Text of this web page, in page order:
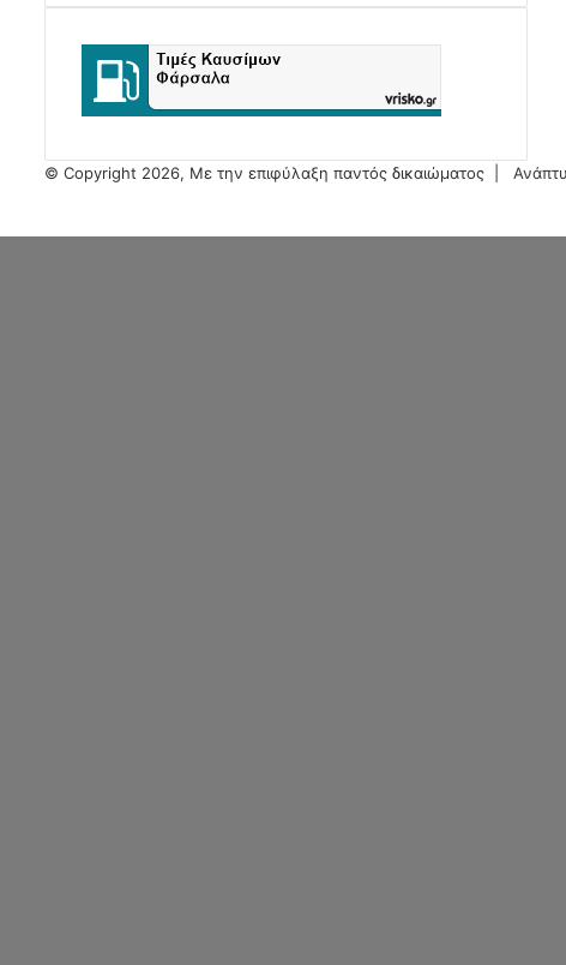
© Copyright 2026, Με την επιφύλαξη παντός δικαιώματος |